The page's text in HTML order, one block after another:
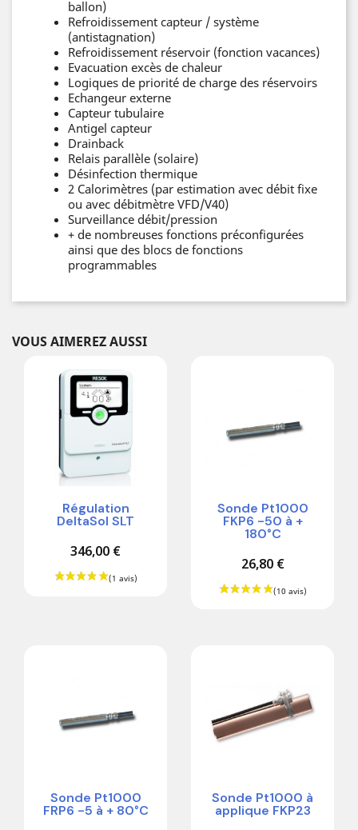
ballon)
Refroidissement capteur / système
(antistagnation)
Refroidissement réservoir (fonction vacances)
Evacuation excès de chaleur
Logiques de priorité de charge des réservoirs
Echangeur externe
Capteur tubulaire
Antigel capteur
Drainback
Relais parallèle (solaire)
Désinfection thermique
2 Calorimètres (par estimation avec débit fixe
ou avec débitmètre VFD/V40)
Surveillance débit/pression
+ de nombreuses fonctions préconfigurées
ainsi que des blocs de fonctions
programmables
VOUS AIMEREZ AUSSI
Régulation
DeltaSol SLT
346,00 €
Sonde Pt1000
FKP6 -50 à +
180°C
26,80 €
Sonde Pt1000
FRP6 -5 à + 80°C
Sonde Pt1000 à
applique FKP23